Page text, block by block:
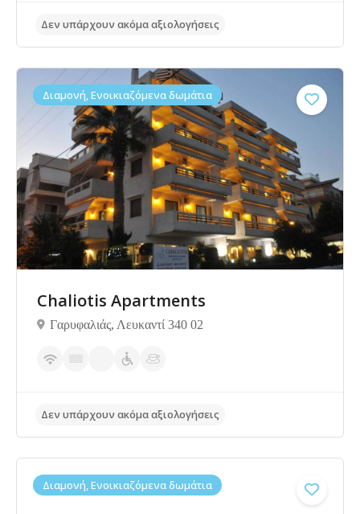
Δεν υπάρχουν ακόμα αξιολογήσεις
Διαμονή, Ενοικιαζόμενα δωμάτια
Chaliotis Apartments
Γαρυφαλιάς, Λευκαντί 340 02
Διαμονή, Ενοικιαζόμενα δωμάτια